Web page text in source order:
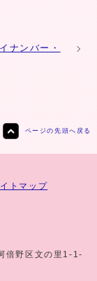
ナンバー・
ページの先頭へ戻る
トマップ
野区文の里1-1-